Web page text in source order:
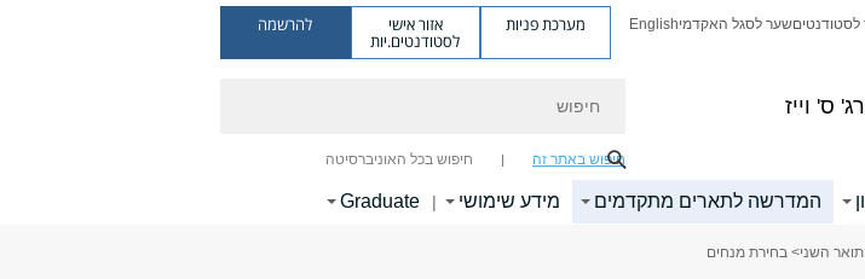
ס' וייז
שער לסגל האקדמיEnglish מערכת פניות אזור אישי
לסטודנטים.יות
להרשמה
חיפוש באתר זה חיפוש בכל האוניברסיטה
המדרשה לתארים מתקדמים מידע שימושי |
Graduate
השני> בחירת מנחים